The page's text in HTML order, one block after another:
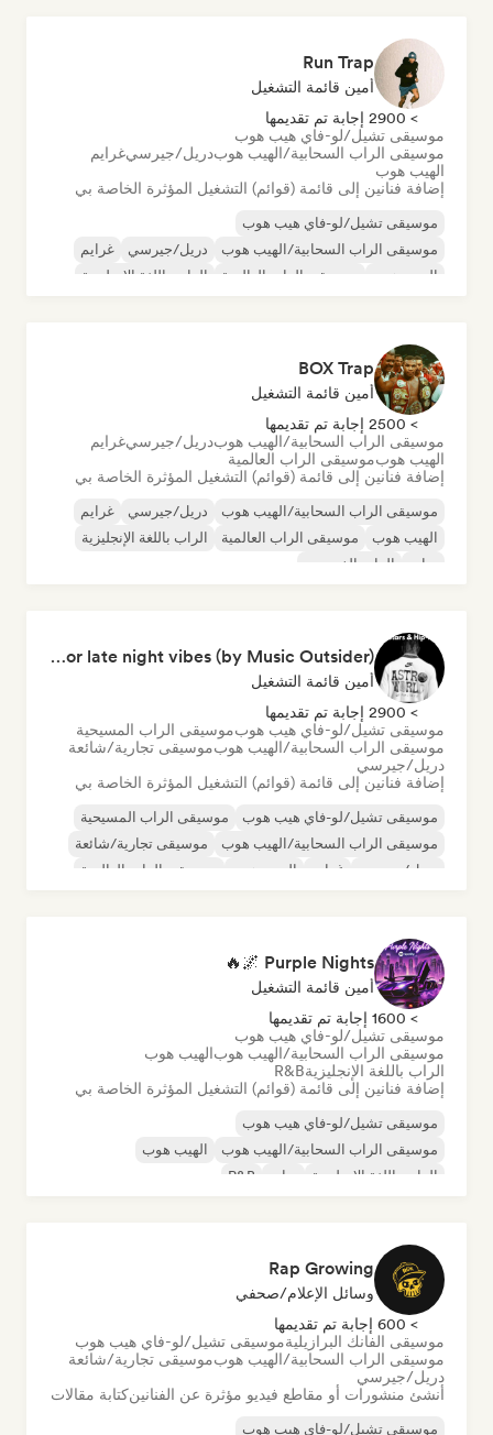
Run Trap
أمين قائمة التشغيل
> 2900 إجابة تم تقديمها
موسيقى تشيل/لو-فاي هيب هوب
موسيقى الراب السحابية/الهيب هوبدريل/جيرسيغرايم
الهيب هوب
إضافة فنانين إلى قائمة (قوائم) التشغيل المؤثرة الخاصة بي
موسيقى تشيل/لو-فاي هيب هوب
موسيقى الراب السحابية/الهيب هوب
دريل/جيرسي
غرايم
الهيب هوب
موسيقى الراب العالمية
الراب باللغة الإنجليزية
BOX Trap
أمين قائمة التشغيل
> 2500 إجابة تم تقديمها
موسيقى الراب السحابية/الهيب هوبدريل/جيرسيغرايم
الهيب هوبموسيقى الراب العالمية
إضافة فنانين إلى قائمة (قوائم) التشغيل المؤثرة الخاصة بي
موسيقى الراب السحابية/الهيب هوب دريل/جيرسي
غرايم
الهيب هوب
موسيقى الراب العالمية
الراب باللغة الإنجليزية
تراب
الراب الفرنسي
RapStars - Hip-Hop for late night vibes (by Music Outsider)
أمين قائمة التشغيل
> 2900 إجابة تم تقديمها
موسيقى تشيل/لو-فاي هيب هوبموسيقى الراب المسيحية
موسيقى الراب السحابية/الهيب هوبموسيقى تجارية/شائعة
دريل/جيرسي
إضافة فنانين إلى قائمة (قوائم) التشغيل المؤثرة الخاصة بي
موسيقى تشيل/لو-فاي هيب هوب
موسيقى الراب المسيحية
موسيقى الراب السحابية/الهيب هوب
موسيقى تجارية/شائعة
دريل/جيرسي
غرايم الهيب هوب موسيقى الراب العالمية
Purple Nights 🌌🔥
أمين قائمة التشغيل
> 1600 إجابة تم تقديمها
موسيقى تشيل/لو-فاي هيب هوب
موسيقى الراب السحابية/الهيب هوبالهيب هوب
الراب باللغة الإنجليزيةR&B
إضافة فنانين إلى قائمة (قوائم) التشغيل المؤثرة الخاصة بي
موسيقى تشيل/لو-فاي هيب هوب
موسيقى الراب السحابية/الهيب هوب
الهيب هوب
الراب باللغة الإنجليزية
تراب R&B
Rap Growing
وسائل الإعلام/صحفي
> 600 إجابة تم تقديمها
موسيقى الفانك البرازيليةموسيقى تشيل/لو-فاي هيب هوب
موسيقى الراب السحابية/الهيب هوبموسيقى تجارية/شائعة
دريل/جيرسي
أنشئ منشورات أو مقاطع فيديو مؤثرة عن الفنانينكتابة مقالات
موسيقى تشيل/لو-فاي هيب هوب